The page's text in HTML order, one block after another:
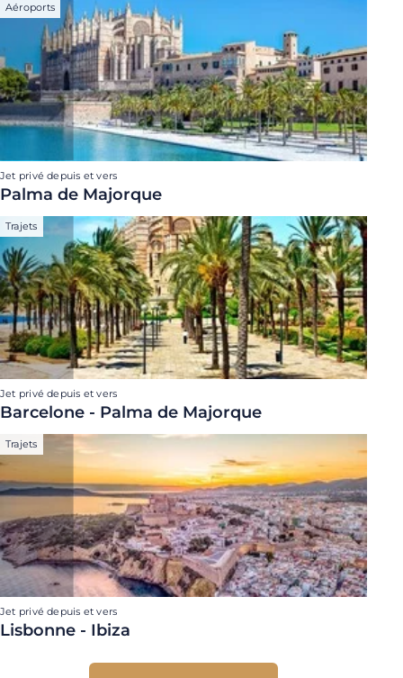
Aéroports
Jet privé depuis et vers
Palma de Majorque
Trajets
Jet privé depuis et vers
Barcelone - Palma de Majorque
Trajets
Jet privé depuis et vers
Lisbonne - Ibiza